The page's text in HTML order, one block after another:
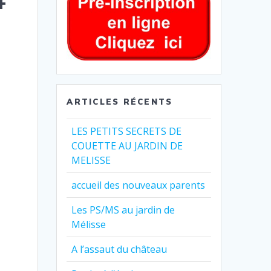
ARTICLES RÉCENTS
LES PETITS SECRETS DE
COUETTE AU JARDIN DE
MELISSE
accueil des nouveaux parents
Les PS/MS au jardin de
Mélisse
A l’assaut du château